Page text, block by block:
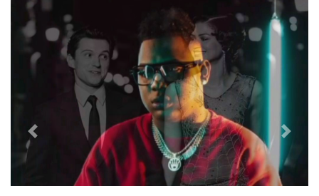
Previous Next